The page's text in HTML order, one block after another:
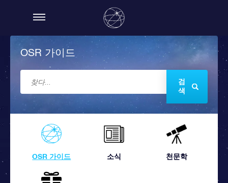
OSR 가이드
검
색
OSR 가이드 소식 천문학